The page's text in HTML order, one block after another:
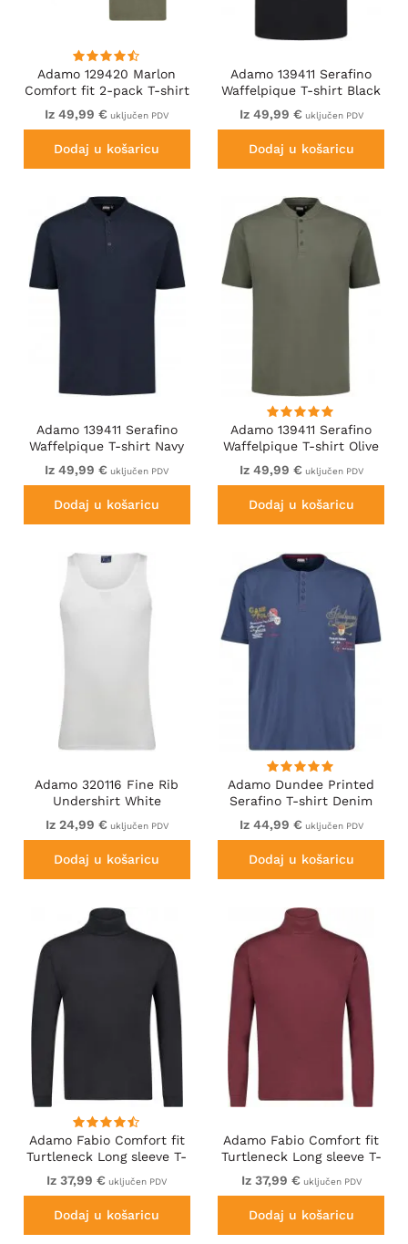
Adamo 129420 Marlon
Comfort fit 2-pack T-shirt
Olive Green
Iz 49,99 € uključen PDV
Dodaj u košaricu
Adamo 139411 Serafino
Waffelpique T-shirt Black
Iz 49,99 € uključen PDV
Dodaj u košaricu
Adamo 139411 Serafino
Waffelpique T-shirt Navy
Iz 49,99 € uključen PDV
Dodaj u košaricu
Adamo 139411 Serafino
Waffelpique T-shirt Olive
Green
Iz 49,99 € uključen PDV
Dodaj u košaricu
Adamo 320116 Fine Rib
Undershirt White
Iz 24,99 € uključen PDV
Dodaj u košaricu
Adamo Dundee Printed
Serafino T-shirt Denim
Blue
Iz 44,99 € uključen PDV
Dodaj u košaricu
Adamo Fabio Comfort fit
Turtleneck Long sleeve T-
shirt Black
Iz 37,99 € uključen PDV
Dodaj u košaricu
Adamo Fabio Comfort fit
Turtleneck Long sleeve T-
shirt Burgundy
Iz 37,99 € uključen PDV
Dodaj u košaricu